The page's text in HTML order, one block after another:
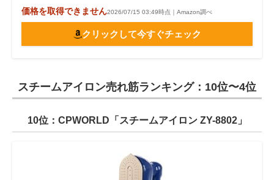
価格を取得できません2026/07/15 03:49時点｜Amazon調べ
クリックして今すぐチェック
スチームアイロン売れ筋ランキング：10位〜4位
10位：CPWORLD「スチームアイロン ZY-8802」